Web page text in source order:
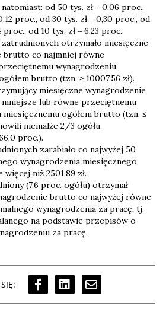
od 50 tys. zł ‒ 0,06 proc.,
proc., od 30 tys. zł ‒ 0,30 proc., od
proc., od 10 tys. zł ‒ 6,23 proc..
zatrudnionych otrzymało miesięczne
brutto co najmniej równe
wynagrodzeniu
brutto (tzn. ≥ 10007,56 zł).
miesięczne wynagrodzenie
lub równe przeciętnemu
ogółem brutto (tzn. ≤
niemalże 2/3 ogółu
proc.).
zarabiało co najwyżej 50
wynagrodzenia miesięcznego
niż 2501,89 zł.
(7,6 proc. ogółu) otrzymał
brutto co najwyżej równe
wynagrodzenia za pracę, tj.
na podstawie przepisów o
za pracę.